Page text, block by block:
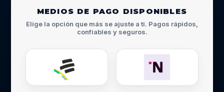
MEDIOS DE PAGO DISPONIBLES
Elige la opción que más se ajuste a ti. Pagos rápidos,
confiables y seguros.